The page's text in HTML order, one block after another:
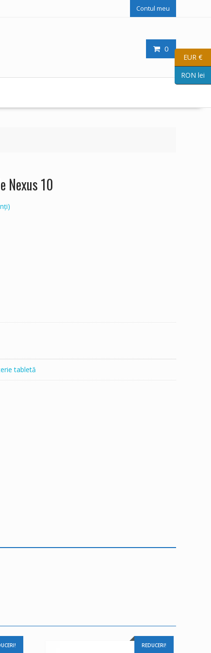
Contul meu
0
Nexus 10
tabletă
REDUCERI!
EUR €
RON lei